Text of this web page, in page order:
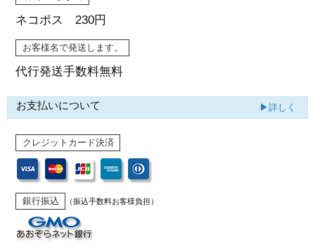
ネコポス 230円
お客様名で発送します。
代行発送手数料無料
お支払いについて ▶詳しく
クレジットカード決済
銀行振込 （振込手数料お客様負担）